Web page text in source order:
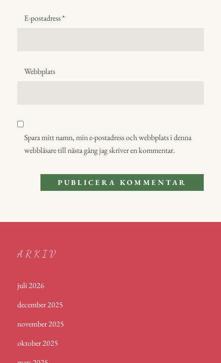
E-postadress*
Webbplats
Spara mitt namn, min e-postadress och webbplats i denna
webbläsare till nästa gång jag skriver en kommentar.
ARKIV
juli 2026
december 2025
november 2025
oktober 2025